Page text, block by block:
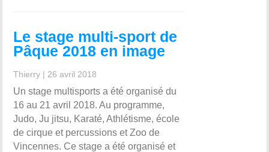
Le stage multi-sport de
Pâque 2018 en image
Thierry | 26 avril 2018
Un stage multisports a été organisé du
16 au 21 avril 2018. Au programme,
Judo, Ju jitsu, Karaté, Athlétisme, école
de cirque et percussions et Zoo de
Vincennes. Ce stage a été organisé et